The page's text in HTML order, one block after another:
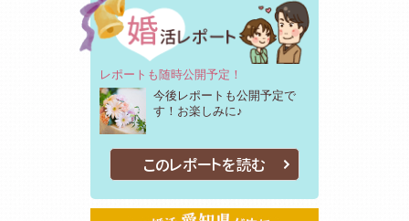
レポートも随時公開予定！
今後レポートも公開予定で
す！お楽しみに♪
このレポートを読む